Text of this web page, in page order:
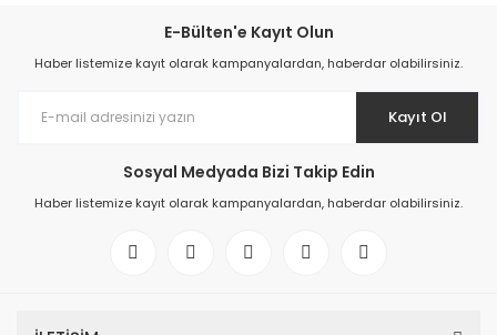
E-Bülten'e Kayıt Olun
Haber listemize kayıt olarak kampanyalardan, haberdar olabilirsiniz.
Kayıt Ol
Sosyal Medyada Bizi Takip Edin
Haber listemize kayıt olarak kampanyalardan, haberdar olabilirsiniz.